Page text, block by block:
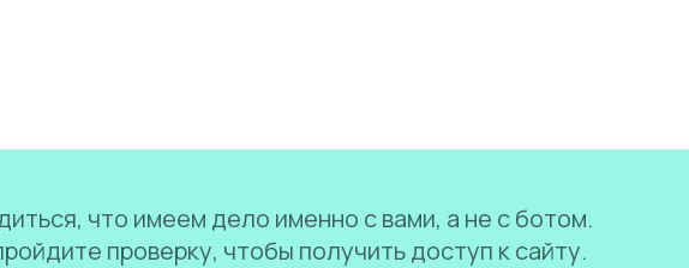
что имеем дело именно с вами, а не с ботом.
проверку, чтобы получить доступ к сайту.